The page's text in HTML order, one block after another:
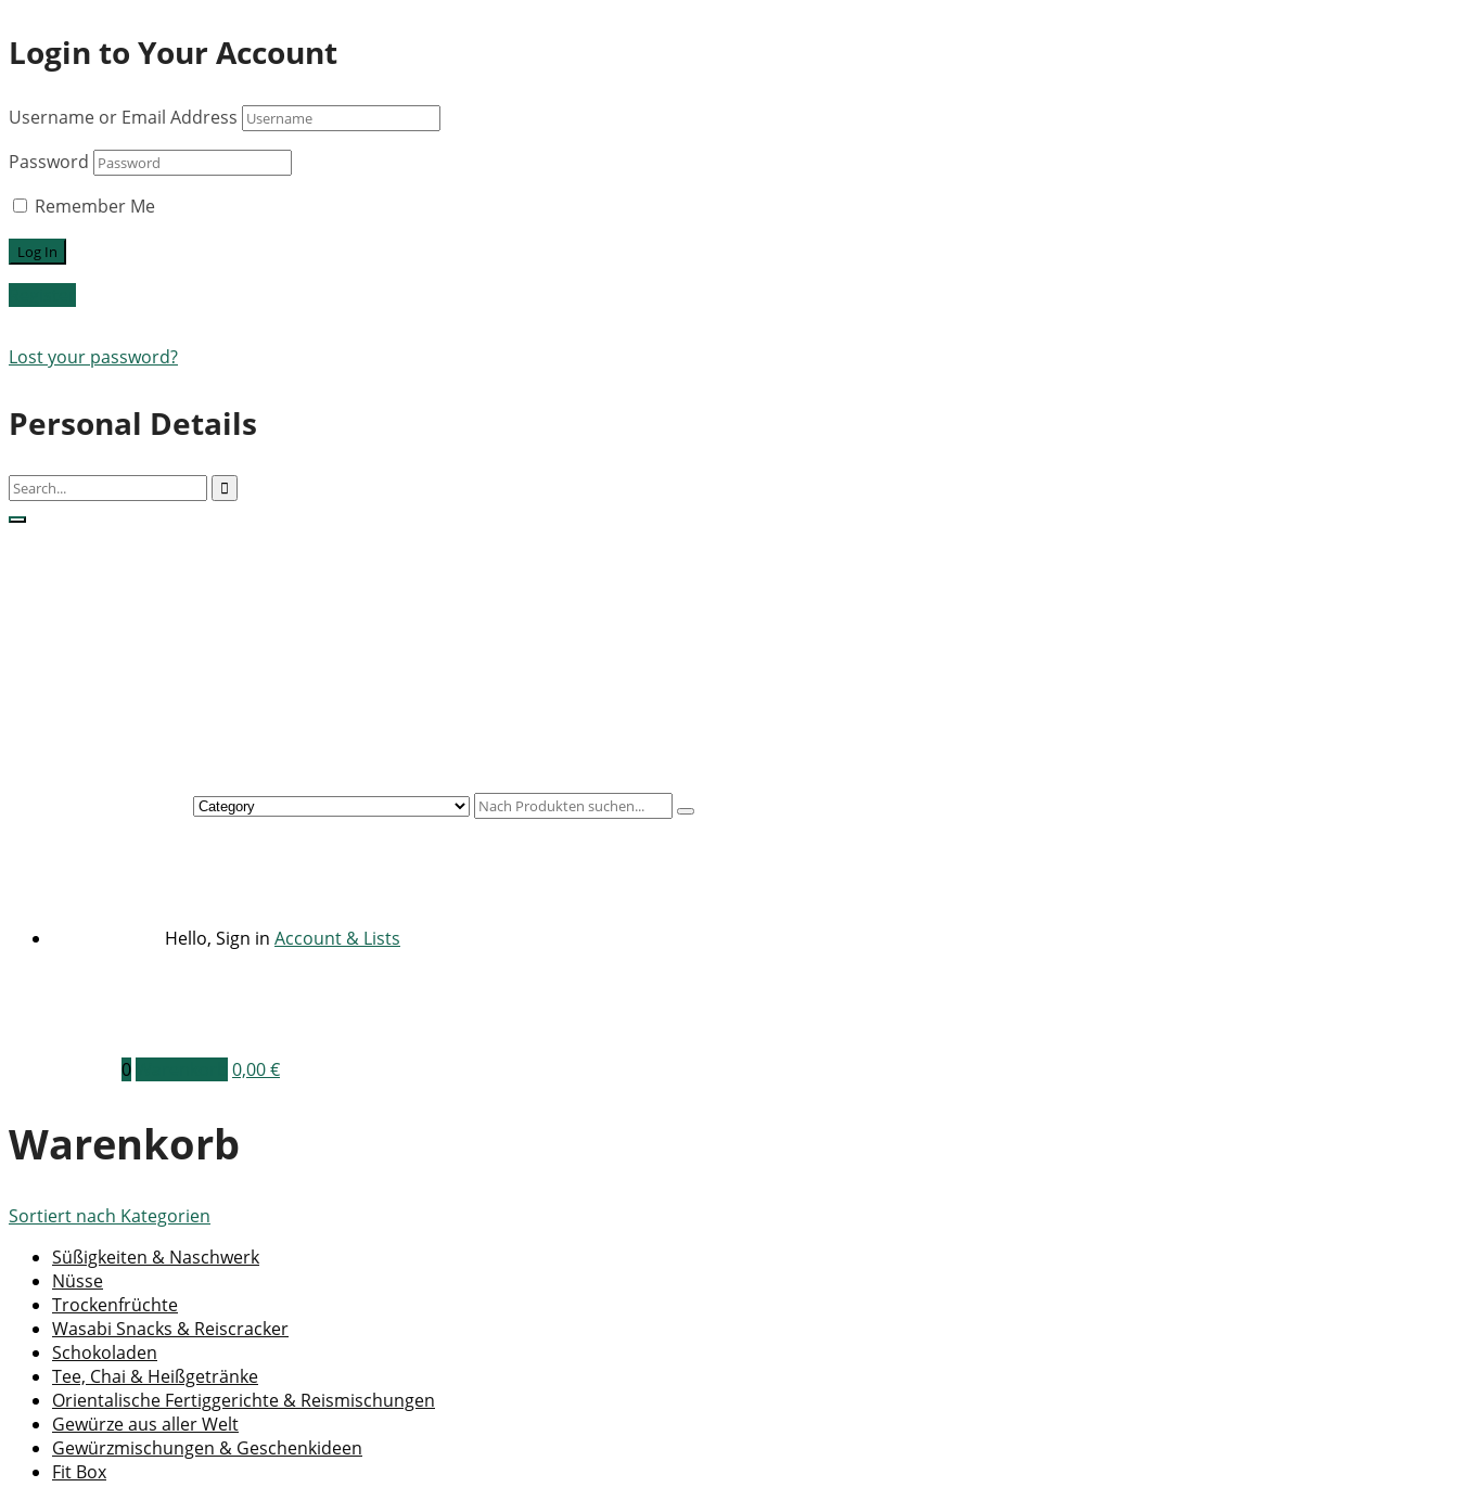
Login to Your Account
Username or Email Address
Password
Remember Me
Lost your password?
Personal Details
Hello, Sign in Account & Lists
0 0,00€
Warenkorb
Sortiert nach Kategorien
Süßigkeiten & Naschwerk
Nüsse
Trockenfrüchte
Wasabi Snacks & Reiscracker
Schokoladen
Tee, Chai & Heißgetränke
Orientalische Fertiggerichte & Reismischungen
Gewürze aus aller Welt
Gewürzmischungen & Geschenkideen
Fit Box